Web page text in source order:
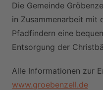
Die Gemeinde
in Zusammenarbeit mit
Pfadfindern eine
Entsorgung der
Alle Informationen zur
www.groebenzell.de